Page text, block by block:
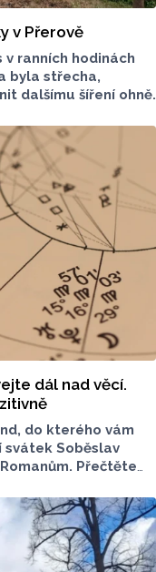
v Přerově
v ranních hodinách
byla střecha,
dalšímu šíření ohně.
dál nad věcí.
do kterého vám
svátek Soběslav
Přečtěte